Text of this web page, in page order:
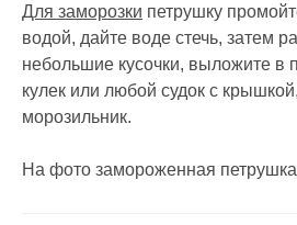
Для заморозки петрушку
водой, дайте воде стечь, затем
небольшие кусочки, выложите в
кулек или любой судок с
морозильник.
На фото замороженная